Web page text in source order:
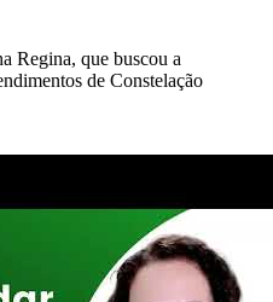
Regina, que buscou a
de Constelação